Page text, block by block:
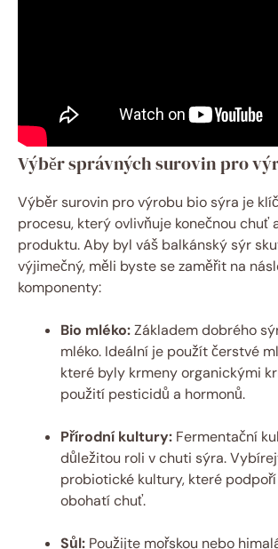
Výběr správných surovin pro
Výběr surovin pro výrobu bio sýra je
procesu, který ovlivňuje konečnou chuť
produktu. Aby byl váš balkánský sýr
výjimečný, měli byste se zaměřit na
komponenty:
Bio mléko:Základem dobrého
mléko. Ideální je použít čerstvé
které byly krmeny organickými
použití pesticidů a hormonů.
Přírodní kultury: Fermentační
důležitou roli v chuti sýra.
probiotické kultury, které
obohatí chuť.
Sůl: Použijte mořskou nebo